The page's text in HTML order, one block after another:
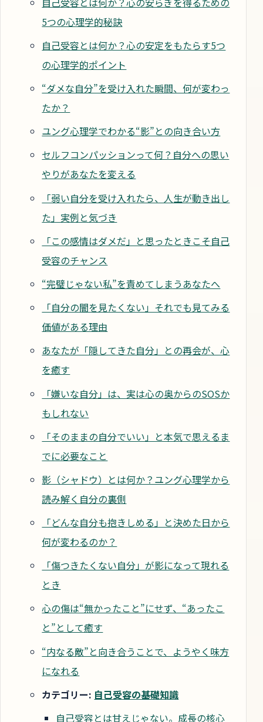
5つの心理学的秘訣
自己受容とは何か？心の安定をもたらす5つ
の心理学的ポイント
“ダメな自分”を受け入れた瞬間、何が変わっ
たか？
ユング心理学でわかる“影”との向き合い方
セルフコンパッションって何？自分への思い
やりがあなたを変える
「弱い自分を受け入れたら、人生が動き出し
た」実例と気づき
「この感情はダメだ」と思ったときこそ自己
受容のチャンス
“完璧じゃない私”を責めてしまうあなたへ
「自分の闇を見たくない」それでも見てみる
価値がある理由
あなたが「隠してきた自分」との再会が、心
を癒す
「嫌いな自分」は、実は心の奥からのSOSか
もしれない
「そのままの自分でいい」と本気で思えるま
でに必要なこと
影（シャドウ）とは何か？ユング心理学から
読み解く自分の裏側
「どんな自分も抱きしめる」と決めた日から
何が変わるのか？
「傷つきたくない自分」が影になって現れる
とき
心の傷は“無かったこと”にせず、“あったこ
と”として癒す
“内なる敵”と向き合うことで、ようやく味方
になれる
カテゴリー: 自己受容の基礎知識
自己受容とは甘えじゃない。成長の核心